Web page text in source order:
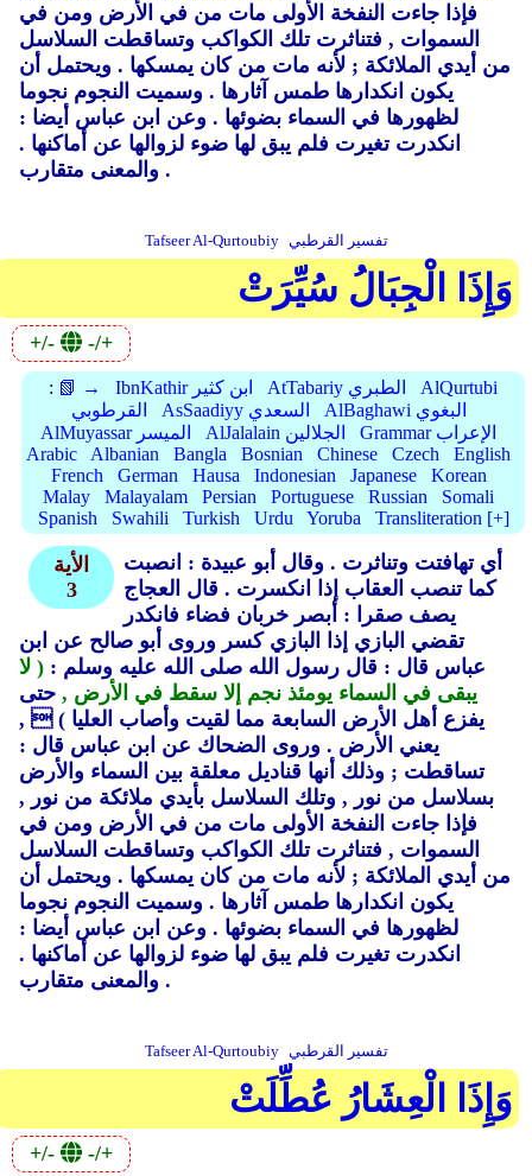
فإذا جاءت النفخة الأولى مات من في الأرض ومن في
السموات , فتناثرت تلك الكواكب وتساقطت السلاسل
من أيدي الملائكة ; لأنه مات من كان يمسكها . ويحتمل أن
يكون انكدارها طمس آثارها . وسميت النجوم نجوما
لظهورها في السماء بضوئها . وعن ابن عباس أيضا :
انكدرت تغيرت فلم يبق لها ضوء لزوالها عن أماكنها .
والمعنى متقارب .
Tafseer Al-Qurtoubiy تفسير القرطبي
وَإِذَا الْجِبَالُ سُيِّرَتْ
+/- -/+
: 📗 → IbnKathir ابن كثير AtTabariy الطبري
AlQurtubi
القرطوبي
AsSaadiyy السعدي
AlBaghawi البغوي
AlMuyassar الميسر
AlJalalain الجلالين
Grammar الإعراب
Arabic
Albanian Bangla Bosnian Chinese Czech
English
French
German Hausa Indonesian Japanese
Korean
Malay
Malayalam Persian Portuguese Russian
Somali
Spanish
Swahili Turkish Urdu Yoruba Transliteration [+]
الأية
3
أي تهافتت وتناثرت . وقال أبو عبيدة : انصبت
كما تنصب العقاب إذا انكسرت . قال العجاج
يصف صقرا : أبصر خربان فضاء فانكدر
تقضي البازي إذا البازي كسر وروى أبو صالح عن ابن
عباس قال : قال رسول الله صلى الله عليه وسلم : ( لا
يبقى في السماء يومئذ نجم إلا سقط في الأرض , حتى
يفزع أهل الأرض السابعة مما لقيت وأصاب العليا )  ,
يعني الأرض . وروى الضحاك عن ابن عباس قال :
تساقطت ; وذلك أنها قناديل معلقة بين السماء والأرض
بسلاسل من نور , وتلك السلاسل بأيدي ملائكة من نور ,
فإذا جاءت النفخة الأولى مات من في الأرض ومن في
السموات , فتناثرت تلك الكواكب وتساقطت السلاسل
من أيدي الملائكة ; لأنه مات من كان يمسكها . ويحتمل أن
يكون انكدارها طمس آثارها . وسميت النجوم نجوما
لظهورها في السماء بضوئها . وعن ابن عباس أيضا :
انكدرت تغيرت فلم يبق لها ضوء لزوالها عن أماكنها .
والمعنى متقارب .
Tafseer Al-Qurtoubiy تفسير القرطبي
وَإِذَا الْعِشَارُ عُطِّلَتْ
+/- -/+